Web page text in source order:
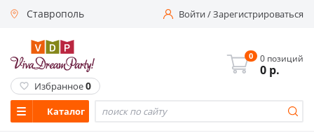
Ставрополь Войти/Зарегистрироваться
Каталог
0 0 позиций
0 р.
Избранное0